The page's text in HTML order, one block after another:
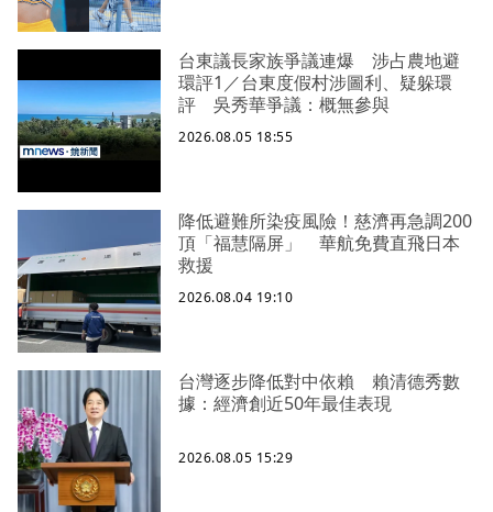
台東議長家族爭議連爆 涉占農地避
環評1／台東度假村涉圖利、疑躲環
評 吳秀華爭議：概無參與
2026.08.05 18:55
降低避難所染疫風險！慈濟再急調200
頂「福慧隔屏」 華航免費直飛日本
救援
2026.08.04 19:10
台灣逐步降低對中依賴 賴清德秀數
據：經濟創近50年最佳表現
2026.08.05 15:29